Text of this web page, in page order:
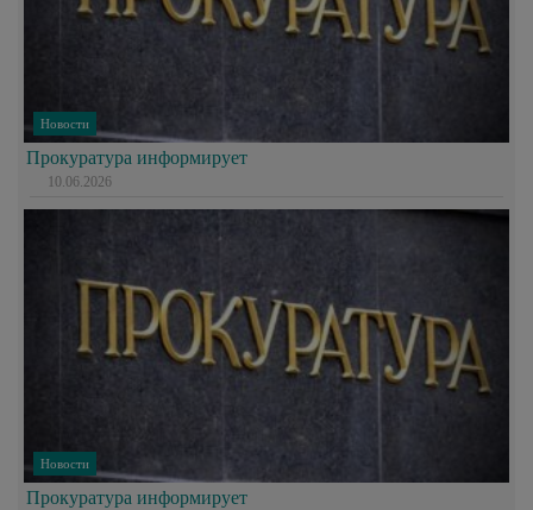
Новости
Прокуратура информирует
10.06.2026
Новости
Прокуратура информирует